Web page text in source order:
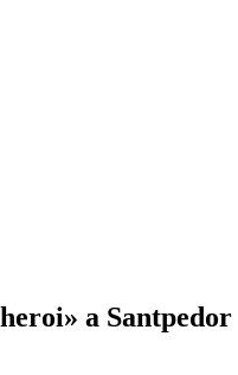
a Santpedor